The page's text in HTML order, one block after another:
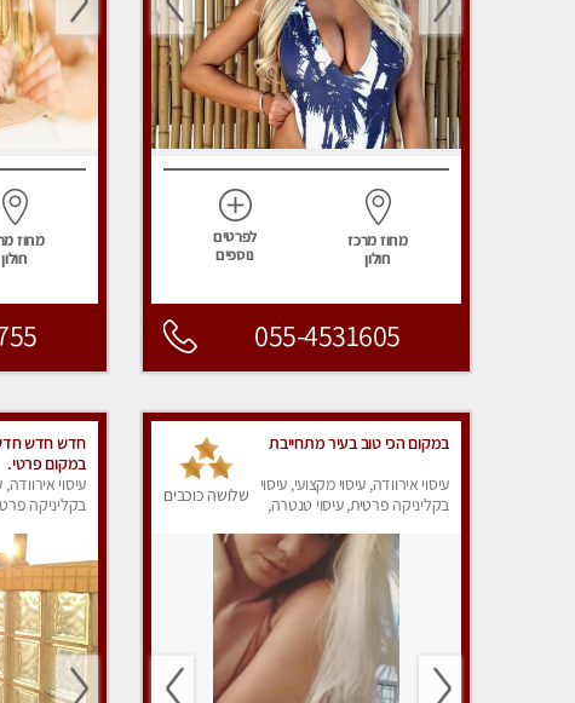
מחוז מרכז
חולון
לפרטים
נוספים
055-4531605
מחוז
חולון
במקום הכי טוב בעיר מתחייבת
עיסוי אירוודה, עיסוי מקצועי, עיסוי
בקליניקה פרטית, עיסוי טנטרה,
שלושה כוכבים
חדש חדש
במקום פרטי.
עיסוי אירוודה,
בקליניקה